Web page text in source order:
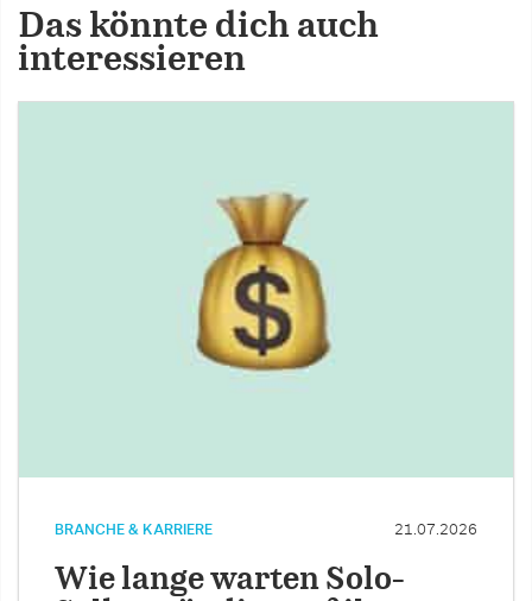
Das könnte dich auch
interessieren
BRANCHE & KARRIERE 21.07.2026
Wie lange warten Solo-